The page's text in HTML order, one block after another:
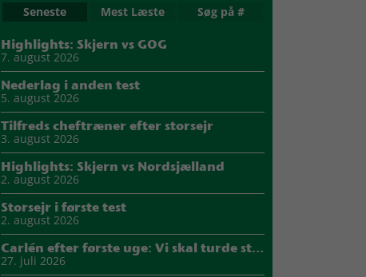
Seneste Mest Læste Søg på #
Highlights: Skjern vs GOG
7. august 2026
Nederlag i anden test
5. august 2026
Tilfreds cheftræner efter storsejr
3. august 2026
Highlights: Skjern vs Nordsjælland
2. august 2026
Storsejr i første test
2. august 2026
Carlén efter første uge: Vi skal turde stille krav til hinanden
27. juli 2026